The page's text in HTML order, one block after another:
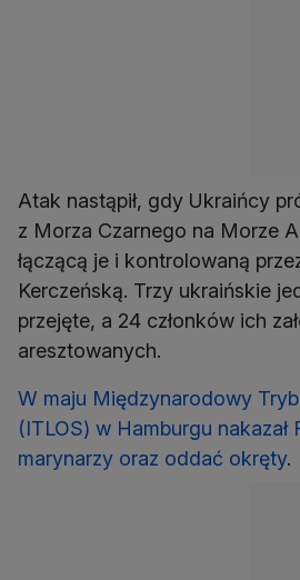
Atak nastąpił, gdy Ukraińcy
z Morza Czarnego na Morze
łączącą je i kontrolowaną
Kerczeńską. Trzy ukraińskie
przejęte, a 24 członków ich
aresztowanych.
W maju Międzynarodowy
(ITLOS) w Hamburgu nakazał
marynarzy oraz oddać okręty.